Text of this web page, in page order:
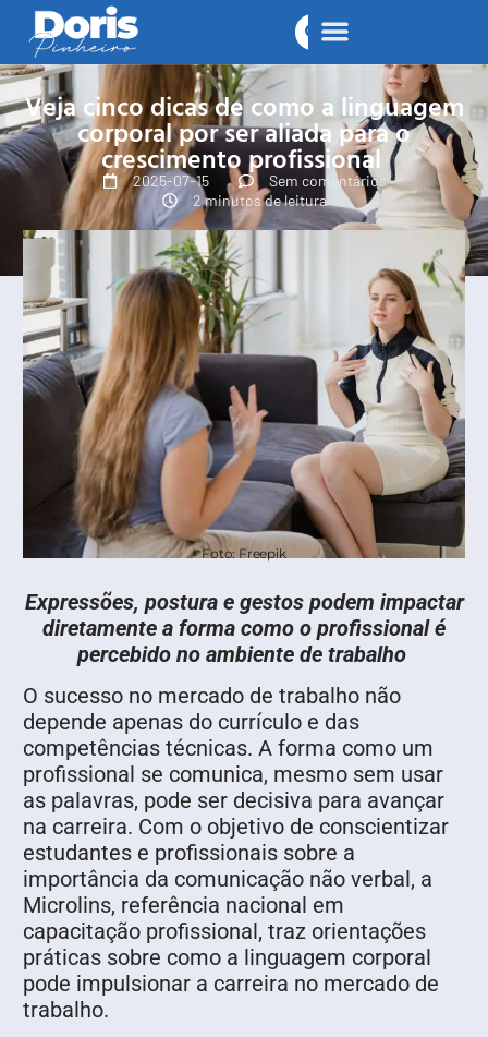
Veja cinco dicas de como a linguagem
corporal por ser aliada para o
crescimento profissional
2025-07-15
Sem comentários
2 minutos de leitura
Foto: Freepik
Expressões, postura e gestos podem impactar
diretamente a forma como o profissional é
percebido no ambiente de trabalho
O sucesso no mercado de trabalho não
depende apenas do currículo e das
competências técnicas. A forma como um
profissional se comunica, mesmo sem usar
as palavras, pode ser decisiva para avançar
na carreira. Com o objetivo de conscientizar
estudantes e profissionais sobre a
importância da comunicação não verbal, a
Microlins, referência nacional em
capacitação profissional, traz orientações
práticas sobre como a linguagem corporal
pode impulsionar a carreira no mercado de
trabalho.